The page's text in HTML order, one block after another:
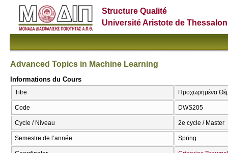
Structure Qualité
Université Aristote de
Advanced Topics in Machine Learning
Informations du Cours
Titre Προχωρημένα
Code DWS205
Cycle / Niveau 2e cycle / Master
Semestre de l’année Spring